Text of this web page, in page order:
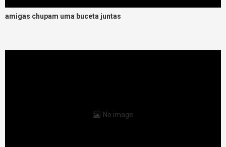
amigas chupam uma buceta juntas
No image